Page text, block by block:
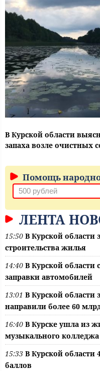
В Курской области
запаха возле очистных
Помощь
ЛЕНТА
15:50 В Курской области
строительства жилья
14:40 В Курской области
заправки автомобилей
13:01 В Курской области
направили более 60
16:40 В Курске ушла из
музыкального
15:33 В Курской области
баллов